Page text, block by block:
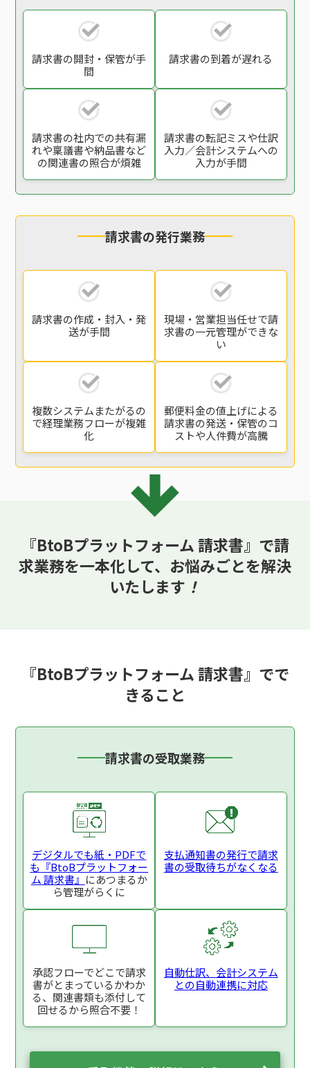
請求書の開封・保管が手
間
請求書の到着が遅れる
請求書の社内での共有漏
れや稟議書や納品書など
の関連書の照合が煩雑
請求書の転記ミスや仕訳
入力／会計システムへの
入力が手間
請求書の発行業務
請求書の作成・封入・発
送が手間
現場・営業担当任せで請
求書の一元管理ができな
い
複数システムまたがるの
で経理業務フローが複雑
化
郵便料金の値上げによる
請求書の発送・保管のコ
ストや人件費が高騰
『BtoBプラットフォーム 請求書』で請
求業務を一本化して、 お悩みごとを解決
いたします ！
『BtoBプラットフォーム 請求書』でで
きること
請求書の受取業務
デジタルでも紙・PDFで
も 『BtoBプラットフォー
ム 請求書』 にあつまるか
ら管理がらくに
支払通知書の発行で請求
書の受取待ちがなくなる
承認フローでどこで請求
書がとまっているかわか
る、関連書類も添付して
回せるから照合不要！
自動仕訳、 会計システム
との自動連携に対応